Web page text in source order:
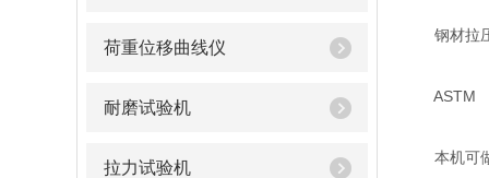
荷重位移曲线仪
耐磨试验机
拉力试验机
钢材拉压
ASTM
本机可做